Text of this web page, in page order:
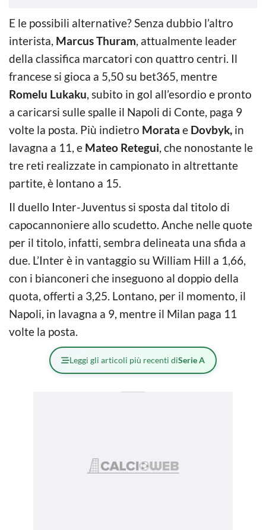
E le possibili alternative? Senza dubbio l’altro
interista, Marcus Thuram, attualmente leader
della classifica marcatori con quattro centri. Il
francese si gioca a 5,50 su bet365, mentre
Romelu Lukaku, subito in gol all’esordio e pronto
a caricarsi sulle spalle il Napoli di Conte, paga 9
volte la posta. Più indietro Morata e Dovbyk, in
lavagna a 11, e Mateo Retegui, che nonostante le
tre reti realizzate in campionato in altrettante
partite, è lontano a 15.
Il duello Inter-Juventus si sposta dal titolo di
capocannoniere allo scudetto. Anche nelle quote
per il titolo, infatti, sembra delineata una sfida a
due. L’Inter è in vantaggio su William Hill a 1,66,
con i bianconeri che inseguono al doppio della
quota, offerti a 3,25. Lontano, per il momento, il
Napoli, in lavagna a 9, mentre il Milan paga 11
volte la posta.
Leggi gli articoli più recenti diSerie A